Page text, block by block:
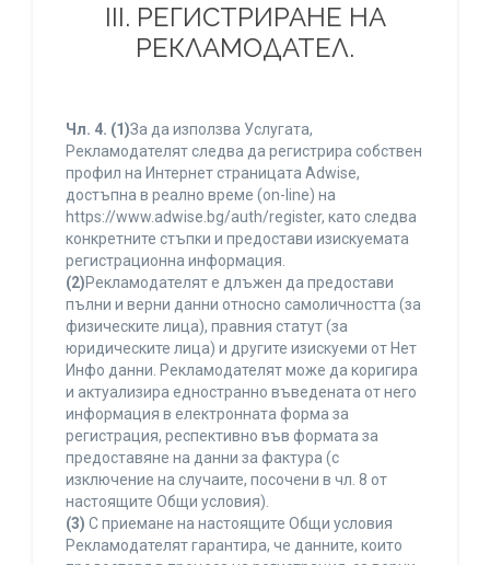
ІІІ. РЕГИСТРИРАНЕ НА
РЕКЛАМОДАТЕЛ.
Чл. 4. (1)За да използва Услугата,
Рекламодателят следва да регистрира собствен
профил на Интернет страницата Adwise,
достъпна в реално време (on-line) на
https://www.adwise.bg/auth/register, като следва
конкретните стъпки и предостави изискуемата
регистрационна информация.
(2)Рекламодателят е длъжен да предостави
пълни и верни данни относно самоличността (за
физическите лица), правния статут (за
юридическите лица) и другите изискуеми от Нет
Инфо данни. Рекламодателят може да коригира
и актуализира едностранно въведената от него
информация в електронната форма за
регистрация, респективно във формата за
предоставяне на данни за фактура (с
изключение на случаите, посочени в чл. 8 от
настоящите Общи условия).
(3) С приемане на настоящите Общи условия
Рекламодателят гарантира, че данните, които